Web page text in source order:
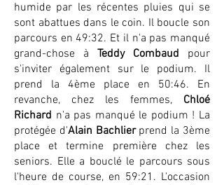
humide par les récentes pluies qui se
sont abattues dans le coin. Il boucle son
parcours en 49:32. Et il n'a pas manqué
grand-chose à Teddy Combaud pour
s'inviter également sur le podium. Il
prend la 4ème place en 50:46. En
revanche, chez les femmes, Chloé
Richard n'a pas manqué le podium ! La
protégée d'Alain Bachlier prend la 3ème
place et termine première chez les
seniors. Elle a bouclé le parcours sous
l'heure de course, en 59:21. L'occasion